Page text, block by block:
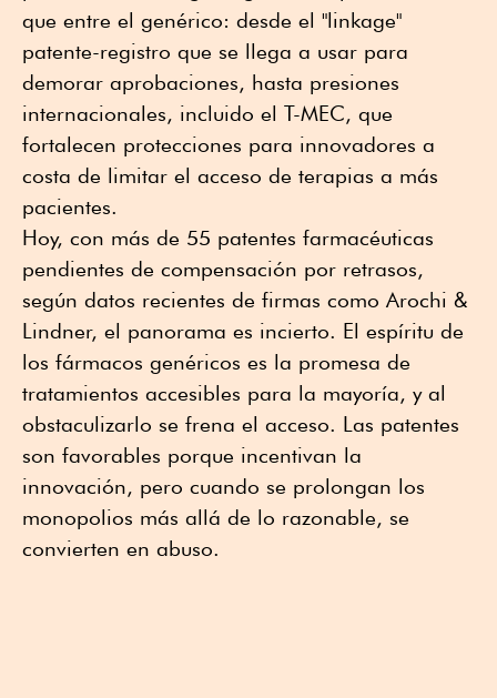
que entre el genérico: desde el "linkage"
patente-registro que se llega a usar para
demorar aprobaciones, hasta presiones
internacionales, incluido el T-MEC, que
fortalecen protecciones para innovadores a
costa de limitar el acceso de terapias a más
pacientes.
Hoy, con más de 55 patentes farmacéuticas
pendientes de compensación por retrasos,
según datos recientes de firmas como Arochi &
Lindner, el panorama es incierto. El espíritu de
los fármacos genéricos es la promesa de
tratamientos accesibles para la mayoría, y al
obstaculizarlo se frena el acceso. Las patentes
son favorables porque incentivan la
innovación, pero cuando se prolongan los
monopolios más allá de lo razonable, se
convierten en abuso.